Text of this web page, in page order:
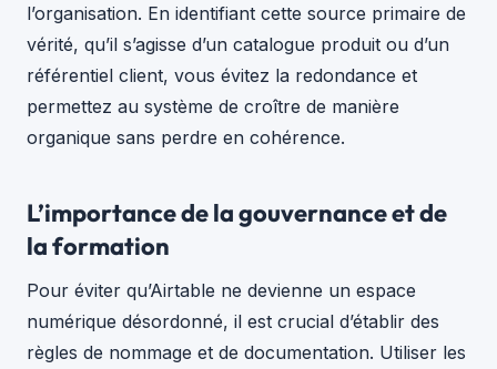
l’organisation. En identifiant cette source primaire de
vérité, qu’il s’agisse d’un catalogue produit ou d’un
référentiel client, vous évitez la redondance et
permettez au système de croître de manière
organique sans perdre en cohérence.
L’importance de la gouvernance et de
la formation
Pour éviter qu’Airtable ne devienne un espace
numérique désordonné, il est crucial d’établir des
règles de nommage et de documentation. Utiliser les